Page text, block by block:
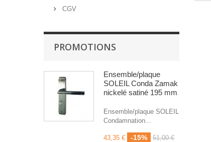
CGV
PROMOTIONS
Ensemble/plaque
SOLEIL Conda Zamak
nickelé satiné 195 mm
Ensemble/plaque SOLEIL
Condamnation...
43,35 € -15% 51,00 €